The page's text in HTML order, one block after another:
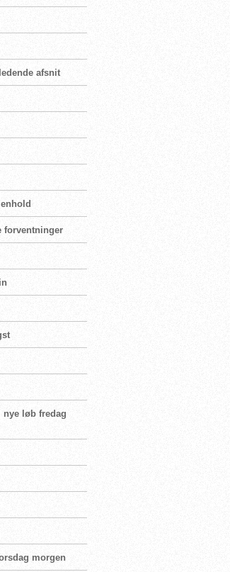
afsnit
forventninger
nye løb fredag
morgen